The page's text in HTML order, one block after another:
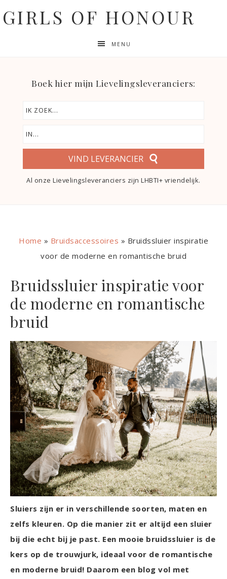
GIRLS OF HONOUR
MENU
Boek hier mijn Lievelingsleveranciers:
VIND LEVERANCIER
Al onze Lievelingsleveranciers zijn LHBTI+ vriendelijk.
Home » Bruidsaccessoires » Bruidssluier inspiratie
voor de moderne en romantische bruid
Bruidssluier inspiratie voor
de moderne en romantische
bruid
Sluiers zijn er in verschillende soorten, maten en
zelfs kleuren. Op die manier zit er altijd een sluier
bij die echt bij je past. Een mooie bruidssluier is de
kers op de trouwjurk, ideaal voor de romantische
en moderne bruid! Daarom een blog vol met